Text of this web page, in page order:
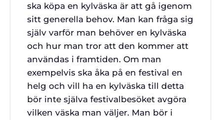
ska köpa en kylväska är att gå igenom
sitt generella behov. Man kan fråga sig
själv varför man behöver en kylväska
och hur man tror att den kommer att
användas i framtiden. Om man
exempelvis ska åka på en festival en
helg och vill ha en kylväska till detta
bör inte själva festivalbesöket avgöra
vilken väska man väljer. Man bör i